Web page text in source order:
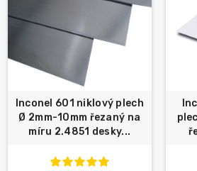
Inconel 601 niklový plech
Ø 2mm-10mm řezaný na
míru 2.4851 desky...